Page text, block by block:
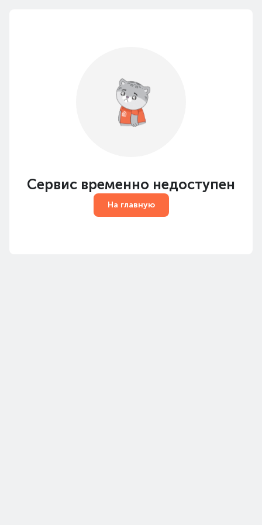
Сервис временно недоступен
На главную